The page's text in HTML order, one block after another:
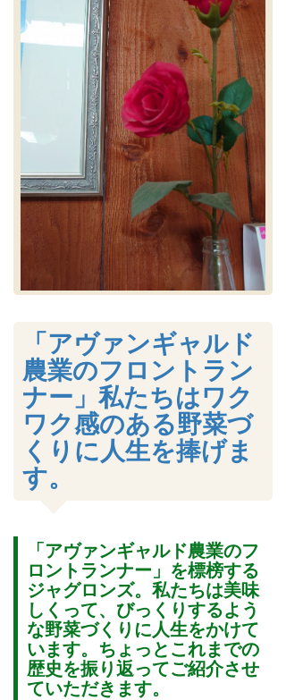
「アヴァンギャルド
農業のフロントラン
ナー」私たちはワク
ワク感のある野菜づ
くりに人生を捧げま
す。
「アヴァンギャルド農業のフ
ロントランナー」を標榜する
ジャグロンズ。私たちは美味
しくって、びっくりするよう
な野菜づくりに人生をかけて
います。ちょっとこれまでの
歴史を振り返ってご紹介させ
ていただきます。